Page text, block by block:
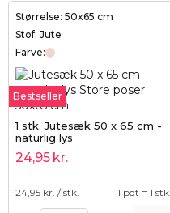
Størrelse: 50x65 cm
Stof: Jute
Farve:
Bestseller
1 stk. Jutesæk 50 x 65 cm -
naturlig lys
24,95 kr.
24,95 kr. / stk. 1 pqt = 1 stk.